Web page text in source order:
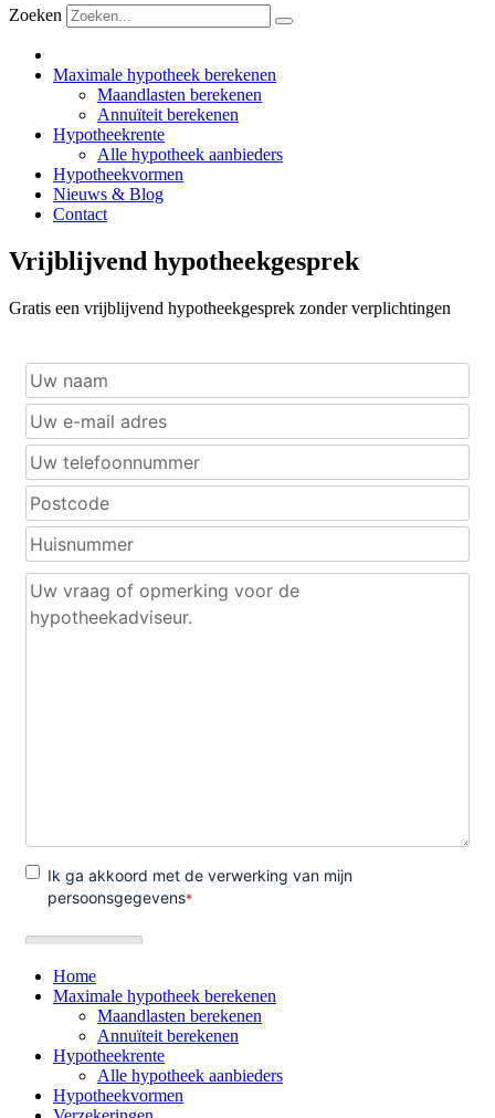
Zoeken
Maximale hypotheek berekenen
Maandlasten berekenen
Annuïteit berekenen
Hypotheekrente
Alle hypotheek aanbieders
Hypotheekvormen
Nieuws & Blog
Contact
Vrijblijvend hypotheekgesprek
Gratis een vrijblijvend hypotheekgesprek zonder verplichtingen
Home
Maximale hypotheek berekenen
Maandlasten berekenen
Annuïteit berekenen
Hypotheekrente
Alle hypotheek aanbieders
Hypotheekvormen